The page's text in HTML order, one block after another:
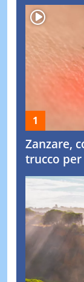
Zanzare,
trucco